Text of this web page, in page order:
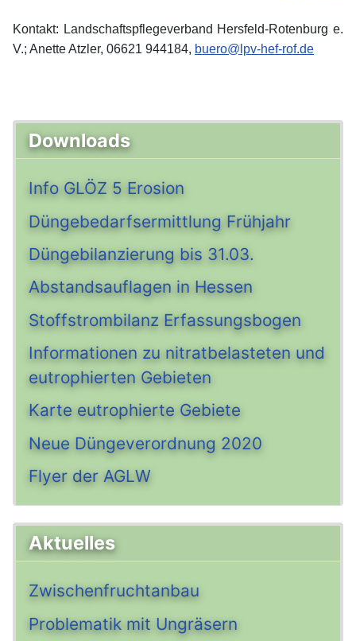
Kontakt: Landschaftspflegeverband Hersfeld-Rotenburg e.
V.; Anette Atzler, 06621 944184, buero@lpv-hef-rof.de
Downloads
Info GLÖZ 5 Erosion
Düngebedarfsermittlung Frühjahr
Düngebilanzierung bis 31.03.
Abstandsauflagen in Hessen
Stoffstrombilanz Erfassungsbogen
Informationen zu nitratbelasteten und
eutrophierten Gebieten
Karte eutrophierte Gebiete
Neue Düngeverordnung 2020
Flyer der AGLW
Aktuelles
Zwischenfruchtanbau
Problematik mit Ungräsern